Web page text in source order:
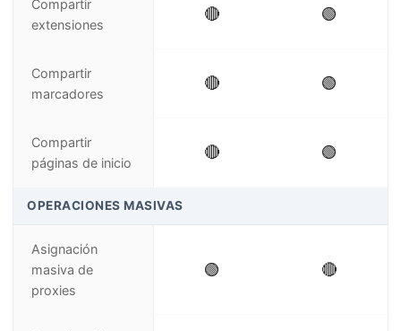
Compartir
extensiones
🔴 🟢
Compartir
marcadores
🔴 🟢
Compartir
páginas de inicio
🔴 🟢
OPERACIONES MASIVAS
Asignación
masiva de
proxies
🟢 🔴